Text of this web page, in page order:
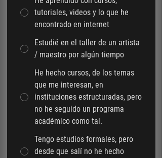
tutoriales, videos y lo que he
encontrado en internet
Estudié en el taller de un artista
/ maestro por algún tiempo
He hecho cursos, de los temas
que me interesan, en
instituciones estructuradas, pero
no he seguido un programa
académico como tal.
Tengo estudios formales, pero
desde que salí no he hecho